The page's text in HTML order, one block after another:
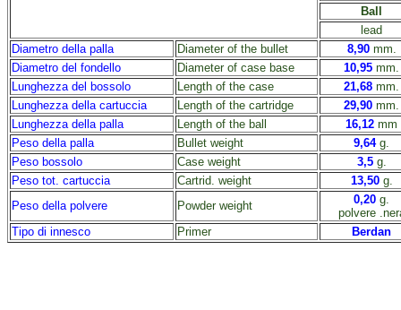
Ball
lead
Diametro della palla
Diameter of the bullet 8,90mm.
Diametro del fondello
Diameter of case base 10,95 mm.
Lunghezza del bossolo
Length of the case 21,68 mm.
Lunghezza della cartuccia
Length of the cartridge 29,90 mm.
Lunghezza della palla
Length of the ball 16,12 mm
Peso della palla
Bullet weight 9,64g.
Peso bossolo
Case weight 3,5 g.
Peso tot. cartuccia
Cartrid. weight 13,50g.
Peso della polvere
Powder weight 0,20 g.
polvere
Tipo di innesco
Primer Berdan